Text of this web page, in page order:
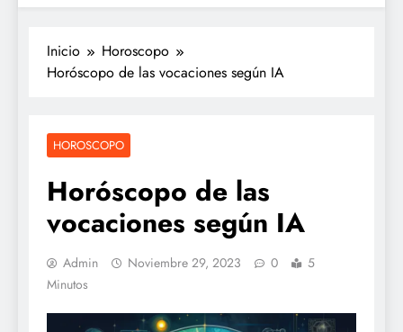
Inicio
Horoscopo
Horóscopo de las vocaciones según IA
HOROSCOPO
Horóscopo de las
vocaciones según IA
Admin Noviembre 29, 2023 0
5
Minutos